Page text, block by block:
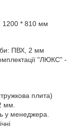
1200 * 810 мм
ПВХ, 2 мм
"ЛЮКС" -
плита)
мм.
у менеджера.